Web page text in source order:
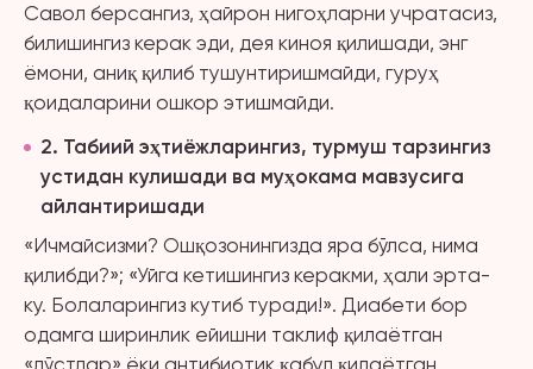
Савол берсангиз, ҳайрон нигоҳларни учратасиз,
билишингиз керак эди, дея киноя қилишади, энг
ёмони, аниқ қилиб тушунтиришмайди, гуруҳ
қоидаларини ошкор этишмайди.
2. Табиий эҳтиёжларингиз, турмуш тарзингиз
устидан кулишади ва муҳокама мавзусига
айлантиришади
«Ичмайсизми? Ошқозонингизда яра бўлса, нима
қилибди?»; «Уйга кетишингиз керакми, ҳали эрта-
ку. Болаларингиз кутиб туради!». Диабети бор
одамга ширинлик ейишни таклиф қилаётган
«дўстлар» ёки антибиотик қабул қилаётган